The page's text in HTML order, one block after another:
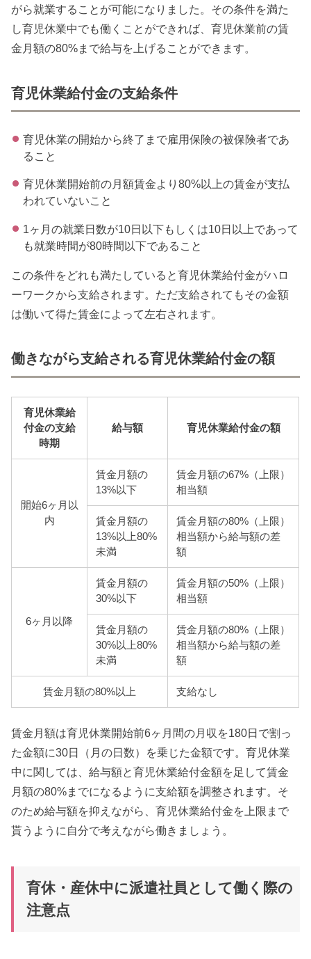
がら就業することが可能になりました。その条件を満た
し育児休業中でも働くことができれば、育児休業前の賃
金月額の80%まで給与を上げることができます。
育児休業給付金の支給条件
育児休業の開始から終了まで雇用保険の被保険者であ
ること
育児休業開始前の月額賃金より80%以上の賃金が支払
われていないこと
1ヶ月の就業日数が10日以下もしくは10日以上であって
も就業時間が80時間以下であること
この条件をどれも満たしていると育児休業給付金がハロ
ーワークから支給されます。ただ支給されてもその金額
は働いて得た賃金によって左右されます。
働きながら支給される育児休業給付金の額
育児休業給
付金の支給
時期
給与額 育児休業給付金の額
開始6ヶ月以
内
賃金月額の
13%以下
賃金月額の67%（上限）
相当額
賃金月額の
13%以上80%
未満
賃金月額の80%（上限）
相当額から給与額の差
額
6ヶ月以降
賃金月額の
30%以下
賃金月額の50%（上限）
相当額
賃金月額の
30%以上80%
未満
賃金月額の80%（上限）
相当額から給与額の差
額
賃金月額の80%以上 支給なし
賃金月額は育児休業開始前6ヶ月間の月収を180日で割っ
た金額に30日（月の日数）を乗じた金額です。育児休業
中に関しては、給与額と育児休業給付金額を足して賃金
月額の80%までになるように支給額を調整されます。そ
のため給与額を抑えながら、育児休業給付金を上限まで
貰うように自分で考えながら働きましょう。
育休・産休中に派遣社員として働く際の
注意点